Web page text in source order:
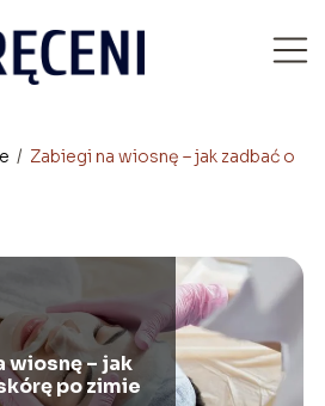
/ Zabiegi na wiosnę – jak zadbać o
wiosnę – jak
po zimie